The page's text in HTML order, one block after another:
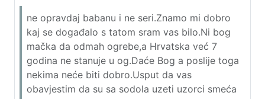
ne opravdaj babanu i ne seri.Znamo mi dobro
kaj se događalo s tatom sram vas bilo.Ni bog
mačka da odmah ogrebe,a Hrvatska već 7
godina ne stanuje u og.Daće Bog a poslije toga
nekima neće biti dobro.Usput da vas
obavjestim da su sa sodola uzeti uzorci smeća